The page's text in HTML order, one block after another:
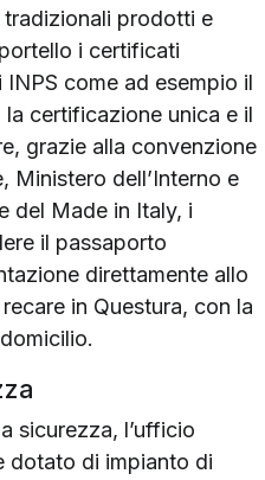
prodotti e
i certificati
come ad esempio il
certificazione unica e il
grazie alla convenzione
Ministero dell’Interno e
del Made in Italy, i
il passaporto
direttamente allo
in Questura, con la
sicurezza, l’ufficio
dotato di impianto di